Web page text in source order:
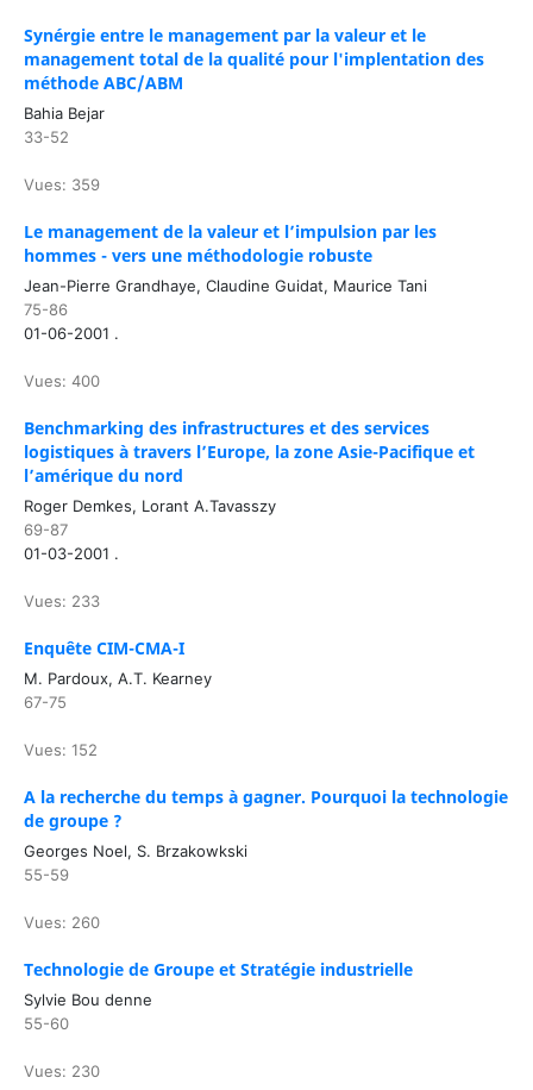
Synérgie entre le management par la valeur et le
management total de la qualité pour l'implentation des
méthode ABC/ABM
Bahia Bejar
33-52
Vues: 359
Le management de la valeur et l’impulsion par les
hommes - vers une méthodologie robuste
Jean-Pierre Grandhaye, Claudine Guidat, Maurice Tani
75-86
01-06-2001 .
Vues: 400
Benchmarking des infrastructures et des services
logistiques à travers l’Europe, la zone Asie-Pacifique et
l’amérique du nord
Roger Demkes, Lorant A.Tavasszy
69-87
01-03-2001 .
Vues: 233
Enquête CIM-CMA-I
M. Pardoux, A.T. Kearney
67-75
Vues: 152
A la recherche du temps à gagner. Pourquoi la technologie
de groupe ?
Georges Noel, S. Brzakowkski
55-59
Vues: 260
Technologie de Groupe et Stratégie industrielle
Sylvie Bou denne
55-60
Vues: 230